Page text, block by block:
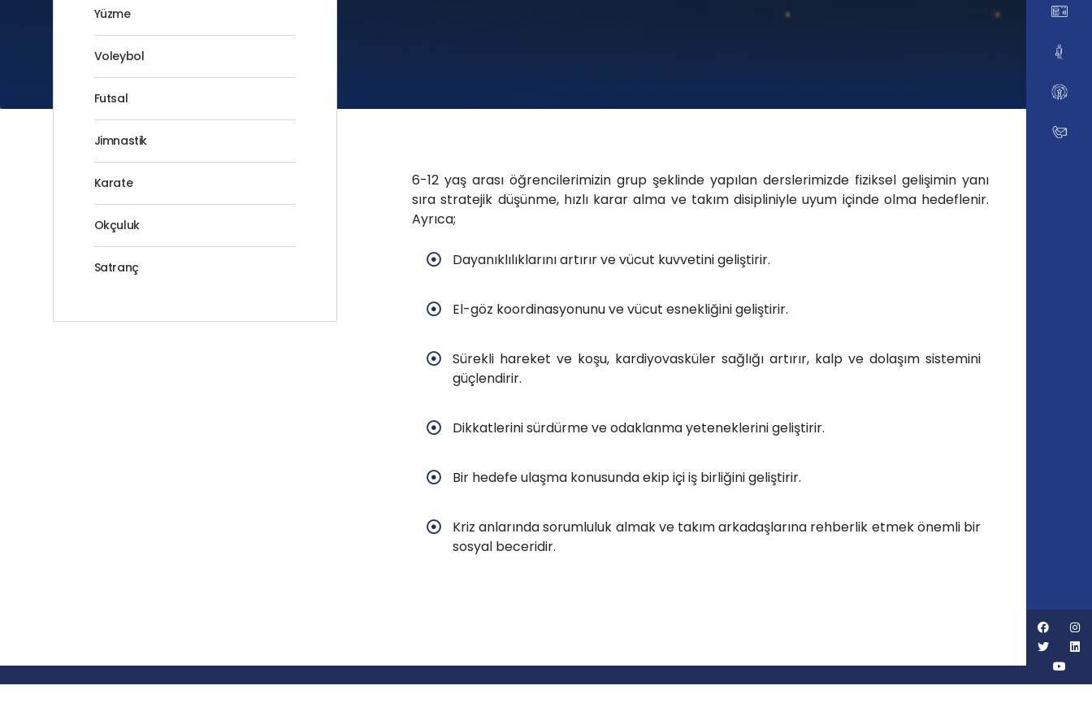
Yüzme
Voleybol
Futsal
Jimnastik
Karate
Okçuluk
Satranç
6-12 yaş arası öğrencilerimizin grup şeklinde yapılan derslerimizde fiziksel gelişimin yanı
sıra stratejik düşünme, hızlı karar alma ve takım disipliniyle uyum içinde olma hedeflenir.
Ayrıca;
Dayanıklılıklarını artırır ve vücut kuvvetini geliştirir.
El-göz koordinasyonunu ve vücut esnekliğini geliştirir.
Sürekli hareket ve koşu, kardiyovasküler sağlığı artırır, kalp ve dolaşım sistemini
güçlendirir.
Dikkatlerini sürdürme ve odaklanma yeteneklerini geliştirir.
Bir hedefe ulaşma konusunda ekip içi iş birliğini geliştirir.
Kriz anlarında sorumluluk almak ve takım arkadaşlarına rehberlik etmek önemli bir
sosyal beceridir.